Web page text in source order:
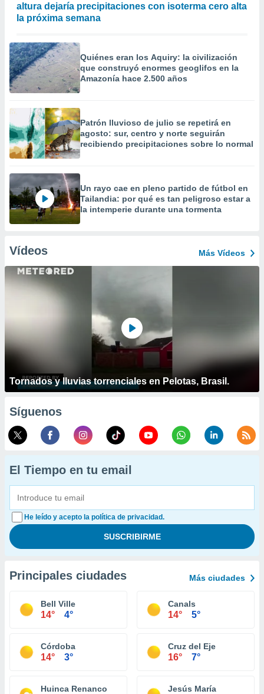
altura dejaría precipitaciones con isoterma cero alta
la próxima semana
Quiénes eran los Aquiry: la civilización
que construyó enormes geoglifos en la
Amazonía hace 2.500 años
Patrón lluvioso de julio se repetirá en
agosto: sur, centro y norte seguirán
recibiendo precipitaciones sobre lo normal
Un rayo cae en pleno partido de fútbol en
Tailandia: por qué es tan peligroso estar a
la intemperie durante una tormenta
Vídeos Más Vídeos
Tornados y lluvias torrenciales en Pelotas, Brasil.
Síguenos
El Tiempo en tu email
He leído y acepto la política de privacidad.
Principales ciudades Más ciudades
Bell Ville
14° 4°
Canals
14° 5°
Córdoba
14° 3°
Cruz del Eje
16° 7°
Huinca Renanco Jesús María